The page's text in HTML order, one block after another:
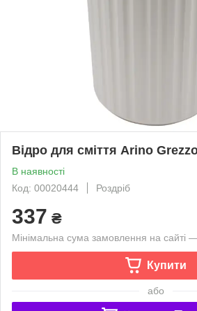
Відро для сміття Arino
В наявності
Код: 00020444
Роздріб
337 ₴
Мінімальна сума замовлення на сайті
Купити
або